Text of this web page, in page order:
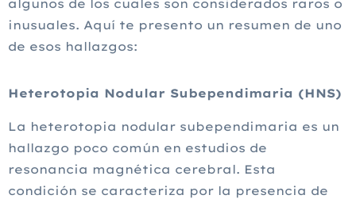
algunos de los cuales son considerados raros o
inusuales. Aquí te presento un resumen de uno
de esos hallazgos:
Heterotopia Nodular Subependimaria (HNS)
La heterotopia nodular subependimaria es un
hallazgo poco común en estudios de
resonancia magnética cerebral. Esta
condición se caracteriza por la presencia de